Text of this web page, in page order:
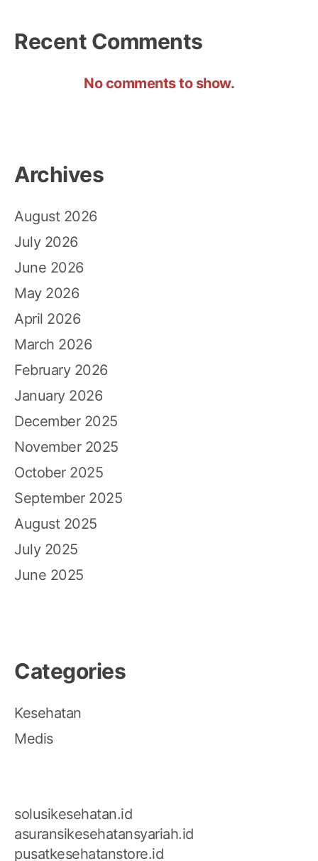
Recent Comments
No comments to show.
Archives
August 2026
July 2026
June 2026
May 2026
April 2026
March 2026
February 2026
January 2026
December 2025
November 2025
October 2025
September 2025
August 2025
July 2025
June 2025
Categories
Kesehatan
Medis
solusikesehatan.id
asuransikesehatansyariah.id
pusatkesehatanstore.id